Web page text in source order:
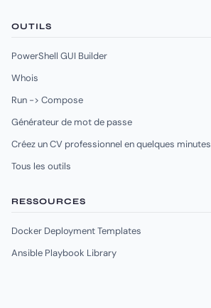
OUTILS
PowerShell GUI Builder
Whois
Run -> Compose
Générateur de mot de passe
Créez un CV professionnel en quelques minutes
Tous les outils
RESSOURCES
Docker Deployment Templates
Ansible Playbook Library